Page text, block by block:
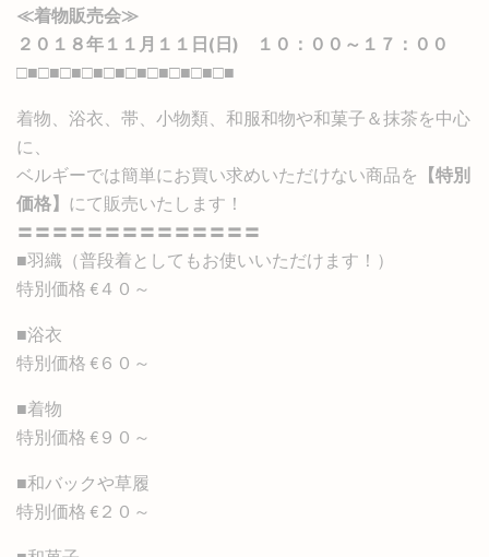
≪着物販売会≫
２０１８年１１月１１日(日) １０：００～１７：００
□■□■□■□■□■□■□■□■□■□■
着物、浴衣、帯、小物類、和服和物や和菓子＆抹茶を中心
に、
ベルギーでは簡単にお買い求めいただけない商品を 【特別
価格】 にて販売いたします！
〓〓〓〓〓〓〓〓〓〓〓〓〓〓
■羽織（普段着としてもお使いいただけます！）
特別価格 €４０～
■浴衣
特別価格 €６０～
■着物
特別価格 €９０～
■和バックや草履
特別価格 €２０～